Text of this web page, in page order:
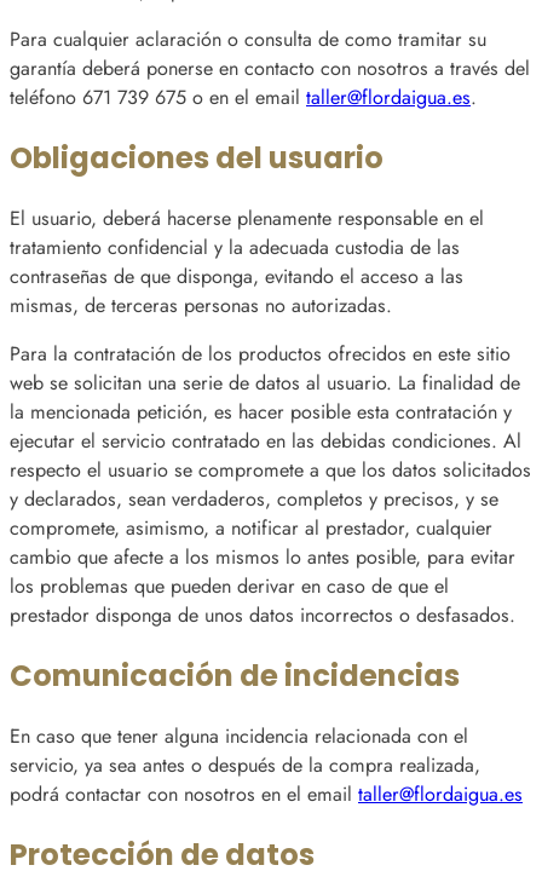
Para cualquier aclaración o consulta de como tramitar su
garantía deberá ponerse en contacto con nosotros a través del
teléfono 671 739 675 o en el email taller@flordaigua.es.
Obligaciones del usuario
El usuario, deberá hacerse plenamente responsable en el
tratamiento confidencial y la adecuada custodia de las
contraseñas de que disponga, evitando el acceso a las
mismas, de terceras personas no autorizadas.
Para la contratación de los productos ofrecidos en este sitio
web se solicitan una serie de datos al usuario. La finalidad de
la mencionada petición, es hacer posible esta contratación y
ejecutar el servicio contratado en las debidas condiciones. Al
respecto el usuario se compromete a que los datos solicitados
y declarados, sean verdaderos, completos y precisos, y se
compromete, asimismo, a notificar al prestador, cualquier
cambio que afecte a los mismos lo antes posible, para evitar
los problemas que pueden derivar en caso de que el
prestador disponga de unos datos incorrectos o desfasados.
Comunicación de incidencias
En caso que tener alguna incidencia relacionada con el
servicio, ya sea antes o después de la compra realizada,
podrá contactar con nosotros en el email taller@flordaigua.es
Protección de datos